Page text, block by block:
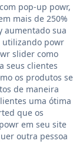
pop-up powr,
mais de 250%
aumentado sua
utilizando powr
slider como
seus clientes
os produtos se
de maneira
uma ótima
que os
em seu site
outra pessoa